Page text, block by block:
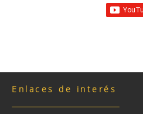
Enlaces de interés